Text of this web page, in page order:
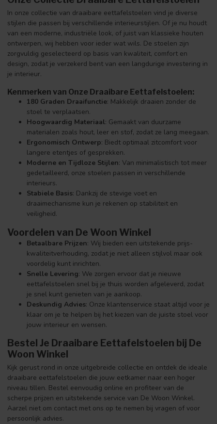
In onze collectie van draaibare eettafelstoelen vind je diverse
stijlen die passen bij verschillende interieurstijlen. Of je nu houdt
van een moderne, industriële look, of juist van klassieke houten
ontwerpen, wij hebben voor ieder wat wils. De stoelen zijn
zorgvuldig geselecteerd op basis van kwaliteit, comfort en
design, zodat je verzekerd bent van een langdurige investering in
je interieur.
Kenmerken van Onze Draaibare Eettafelstoelen:
180 Graden Draaifunctie: Makkelijk draaien zonder de
stoel te verplaatsen.
Hoogwaardig Materiaal: Gemaakt van duurzame
materialen zoals hout, leer en stof, zodat ze lang meegaan.
Ergonomisch Ontwerp: Biedt optimaal zitcomfort voor
langere etentjes of gesprekken.
Moderne en Tijdloze Stijlen: Van minimalistisch tot meer
gedetailleerd, onze stoelen passen in verschillende
interieurs.
Stabiele Basis: Dankzij de stevige voet en
draaimechanisme kun je rekenen op stabiliteit en
veiligheid.
Voordelen van De Woon Winkel
Betaalbare Prijzen: Wij bieden een uitstekende prijs-
kwaliteitverhouding, zodat je niet alleen stijlvol maar ook
voordelig kunt inrichten.
Snelle Levering: We zorgen ervoor dat je nieuwe
eettafelstoelen snel bij je thuis worden afgeleverd, zodat
je snel kunt genieten van je aankoop.
Deskundig Advies: Onze klantenservice staat altijd voor je
klaar om je te helpen bij het kiezen van de juiste stoel voor
jouw interieur en wensen.
Bestel Je Draaibare Eettafelstoelen bij De
Woon Winkel
Kijk gerust rond in onze uitgebreide collectie en ontdek de ideale
draaibare eettafelstoelen die jouw eetkamer naar een hoger
niveau tillen. Bestel eenvoudig online en profiteer van de
scherpe prijzen en uitstekende service van De Woon Winkel.
Aarzel niet om contact met ons op te nemen bij vragen of voor
persoonlijk advies.